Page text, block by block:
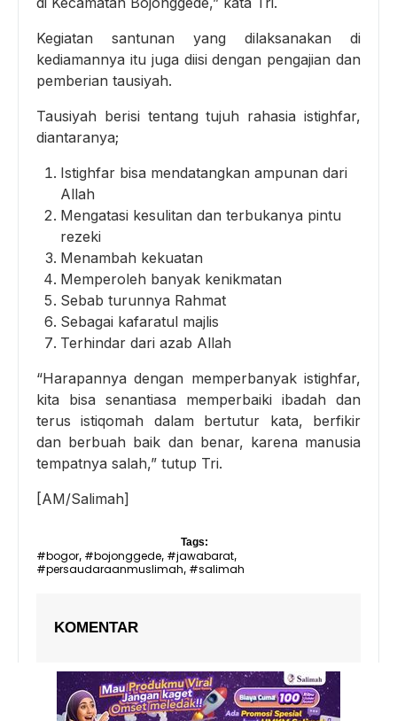
Kegiatan santunan yang dilaksanakan di
kediamannya itu juga diisi dengan pengajian dan
pemberian tausiyah.
Tausiyah berisi tentang tujuh rahasia istighfar,
diantaranya;
Istighfar bisa mendatangkan ampunan dari
Allah
Mengatasi kesulitan dan terbukanya pintu
rezeki
Menambah kekuatan
Memperoleh banyak kenikmatan
Sebab turunnya Rahmat
Sebagai kafaratul majlis
Terhindar dari azab Allah
“Harapannya dengan memperbanyak istighfar,
kita bisa senantiasa memperbaiki ibadah dan
terus istiqomah dalam bertutur kata, berfikir
dan berbuah baik dan benar, karena manusia
tempatnya salah,” tutup Tri.
[AM/Salimah]
Tags:
#bogor, #bojonggede, #jawabarat,
#persaudaraanmuslimah, #salimah
KOMENTAR